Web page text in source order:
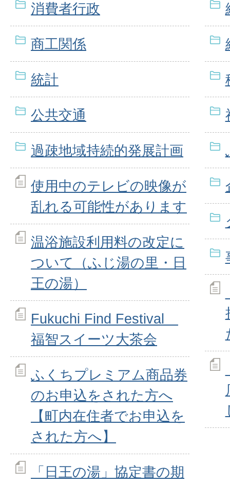
消費者行政
商工関係
統計
公共交通
過疎地域持続的発展計画
使用中のテレビの映像が
乱れる可能性があります
温浴施設利用料の改定に
ついて（ふじ湯の里・日
王の湯）
Fukuchi Find Festival
福智スイーツ大茶会
ふくちプレミアム商品券
のお申込をされた方へ
【町内在住者でお申込を
された方へ】
「日王の湯」協定書の期